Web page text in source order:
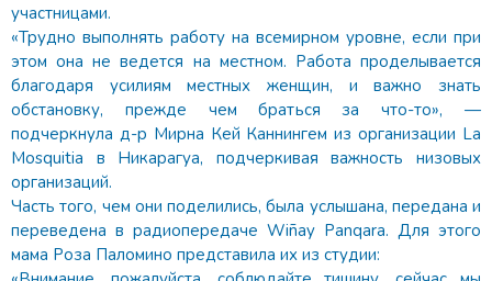
участницами.
«Трудно выполнять работу на всемирном уровне, если при
этом она не ведется на местном. Работа проделывается
благодаря усилиям местных женщин, и важно знать
обстановку, прежде чем браться за что-то», —
подчеркнула д-р Мирна Кей Каннингем из организации La
Mosquitia в Никарагуа, подчеркивая важность низовых
организаций.
Часть того, чем они поделились, была услышана, передана и
переведена в радиопередаче Wiñay Panqara. Для этого
мама Роза Паломино представила их из студии: